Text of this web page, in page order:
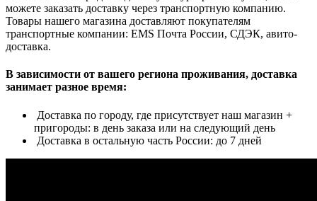
можете заказать доставку через транспортную компанию.
Товары нашего магазина доставляют покупателям
транспортные компании: EMS Почта России, СДЭК, авито-
доставка.
В зависимости от вашего региона проживания, доставка
занимает разное время:
Доставка по городу, где присутствует наш магазин +
пригороды: в день заказа или на следующий день
Доставка в остальную часть России: до 7 дней